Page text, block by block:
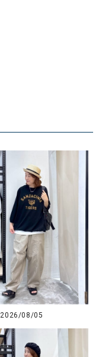
2026/08/05